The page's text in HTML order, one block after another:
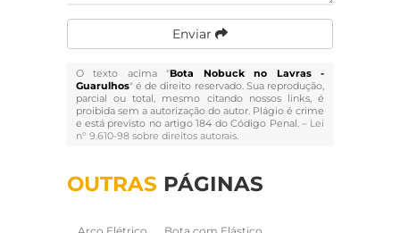
Enviar
O texto acima "Bota Nobuck no Lavras -
Guarulhos" é de direito reservado. Sua reprodução,
parcial ou total, mesmo citando nossos links, é
proibida sem a autorização do autor. Plágio é crime
e está previsto no artigo 184 do Código Penal. – Lei
n° 9.610-98 sobre direitos autorais.
OUTRAS PÁGINAS